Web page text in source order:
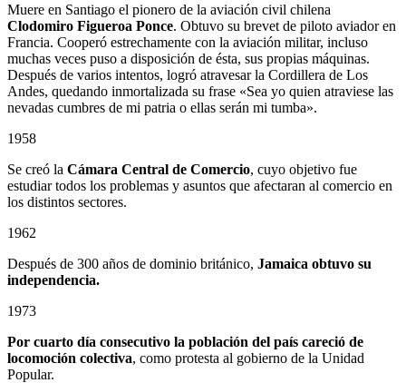
Muere en Santiago el pionero de la aviación civil chilena
Clodomiro Figueroa Ponce. Obtuvo su brevet de piloto aviador en
Francia. Cooperó estrechamente con la aviación militar, incluso
muchas veces puso a disposición de ésta, sus propias máquinas.
Después de varios intentos, logró atravesar la Cordillera de Los
Andes, quedando inmortalizada su frase «Sea yo quien atraviese las
nevadas cumbres de mi patria o ellas serán mi tumba».
1958
Se creó la Cámara Central de Comercio, cuyo objetivo fue
estudiar todos los problemas y asuntos que afectaran al comercio en
los distintos sectores.
1962
Después de 300 años de dominio británico, Jamaica obtuvo su
independencia.
1973
Por cuarto día consecutivo la población del país careció de
locomoción colectiva, como protesta al gobierno de la Unidad
Popular.